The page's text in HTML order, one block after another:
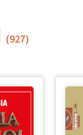
(927)